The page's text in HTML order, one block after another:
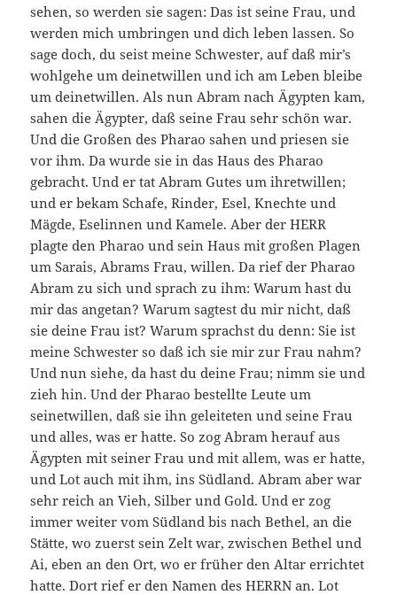
sehen, so werden sie sagen: Das ist seine Frau, und
werden mich umbringen und dich leben lassen. So
sage doch, du seist meine Schwester, auf daß mir’s
wohlgehe um deinetwillen und ich am Leben bleibe
um deinetwillen. Als nun Abram nach Ägypten kam,
sahen die Ägypter, daß seine Frau sehr schön war.
Und die Großen des Pharao sahen und priesen sie
vor ihm. Da wurde sie in das Haus des Pharao
gebracht. Und er tat Abram Gutes um ihretwillen;
und er bekam Schafe, Rinder, Esel, Knechte und
Mägde, Eselinnen und Kamele. Aber der HERR
plagte den Pharao und sein Haus mit großen Plagen
um Sarais, Abrams Frau, willen. Da rief der Pharao
Abram zu sich und sprach zu ihm: Warum hast du
mir das angetan? Warum sagtest du mir nicht, daß
sie deine Frau ist? Warum sprachst du denn: Sie ist
meine Schwester so daß ich sie mir zur Frau nahm?
Und nun siehe, da hast du deine Frau; nimm sie und
zieh hin. Und der Pharao bestellte Leute um
seinetwillen, daß sie ihn geleiteten und seine Frau
und alles, was er hatte. So zog Abram herauf aus
Ägypten mit seiner Frau und mit allem, was er hatte,
und Lot auch mit ihm, ins Südland. Abram aber war
sehr reich an Vieh, Silber und Gold. Und er zog
immer weiter vom Südland bis nach Bethel, an die
Stätte, wo zuerst sein Zelt war, zwischen Bethel und
Ai, eben an den Ort, wo er früher den Altar errichtet
hatte. Dort rief er den Namen des HERRN an. Lot